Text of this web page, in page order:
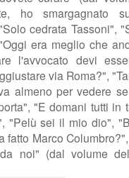
ho smargagnato
cedrata Tassoni",
era meglio che
l'avvocato devi
via Roma?",
almeno per vedere
"E domani tutti in
"Pelù sei il mio dio",
fatto Marco
noi" (dal volume